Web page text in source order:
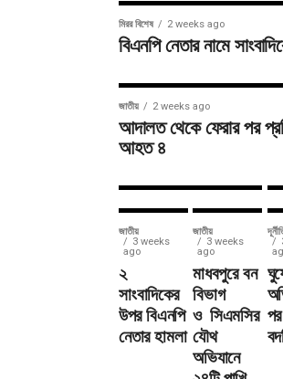
মিরর বিশেষ 2 weeks ago
বিএনপি নেতার নামে
জাতীয় 2 weeks ago
আদালত থেকে ফেরার পর
আহত ৪
সারাদেশ 3 weeks ago
শায়েস্তাগঞ্জে
সভায়
টমটম ভাড়া
নির্ধারণ
জাতীয়
3 weeks
ago
২
সাংবাদিকের
উপর বিএনপি
নেতার হামলা
জাতীয়
3 weeks
ago
মাধবপুরে বন
বিভাগ
ও সিএমসির
যৌথ
অভিযানে